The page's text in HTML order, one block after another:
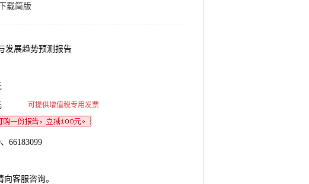
下载简版
发展趋势预测报告
可提供增值税专用发票
66183099
客服咨询。